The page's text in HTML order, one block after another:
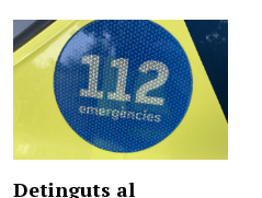
Detinguts al